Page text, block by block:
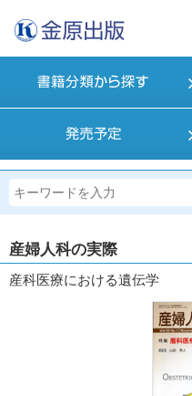
産婦人科の実際
産科医療における遺伝学